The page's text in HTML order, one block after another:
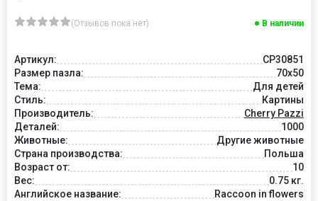
(Отзывов пока нет) В наличии
Артикул:
CP30851
Размер пазла:
70x50
Тема:
Для детей
Стиль:
Картины
Производитель:
Cherry Pazzi
Деталей:
1000
Животные:
Другие животные
Страна производства:
Польша
Возраст от:
10
Вес:
0.75 кг.
Английское название:
Raccoon in flowers